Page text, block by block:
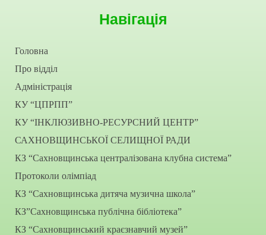
Навігація
Головна
Про відділ
Адміністрація
КУ “ЦПРПП”
КУ “ІНКЛЮЗИВНО-РЕСУРСНИЙ ЦЕНТР”
САХНОВЩИНСЬКОЇ СЕЛИЩНОЇ РАДИ
КЗ “Сахновщинська централізована клубна система”
Протоколи олімпіад
КЗ “Сахновщинська дитяча музична школа”
КЗ”Сахновщинська публічна бібліотека”
КЗ “Сахновщинський краєзнавчий музей”